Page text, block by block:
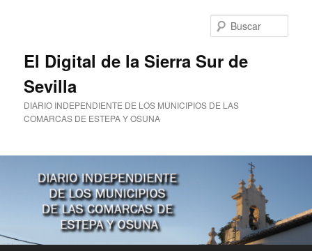
El Digital de la Sierra Sur de
Sevilla
DIARIO INDEPENDIENTE DE LOS MUNICIPIOS DE LAS
COMARCAS DE ESTEPA Y OSUNA